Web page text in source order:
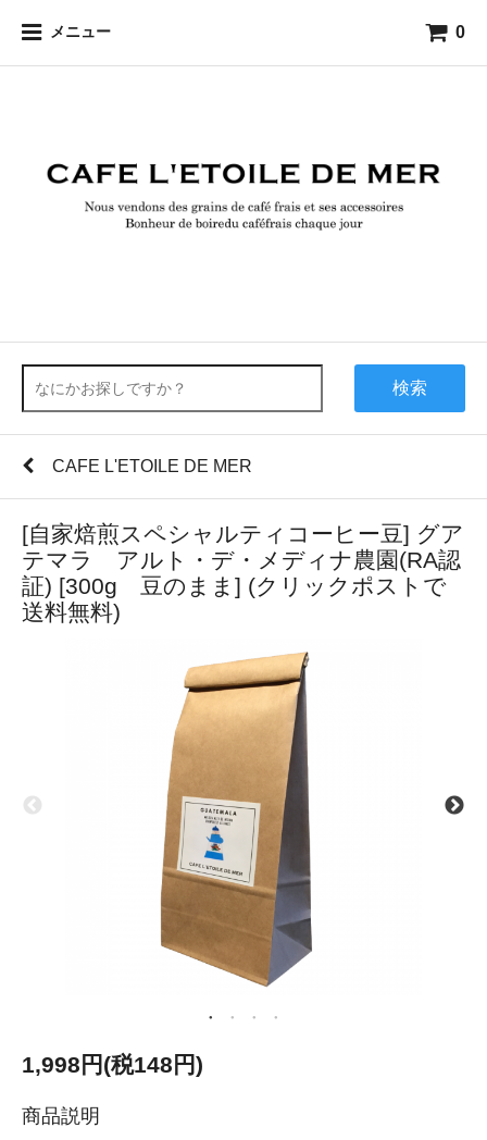
メニュー 0
検索
CAFE L'ETOILE DE MER
[自家焙煎スペシャルティコーヒー豆] グア
テマラ アルト・デ・メディナ農園(RA認
証) [300g 豆のまま] (クリックポストで
送料無料)
1,998円(税148円)
商品説明